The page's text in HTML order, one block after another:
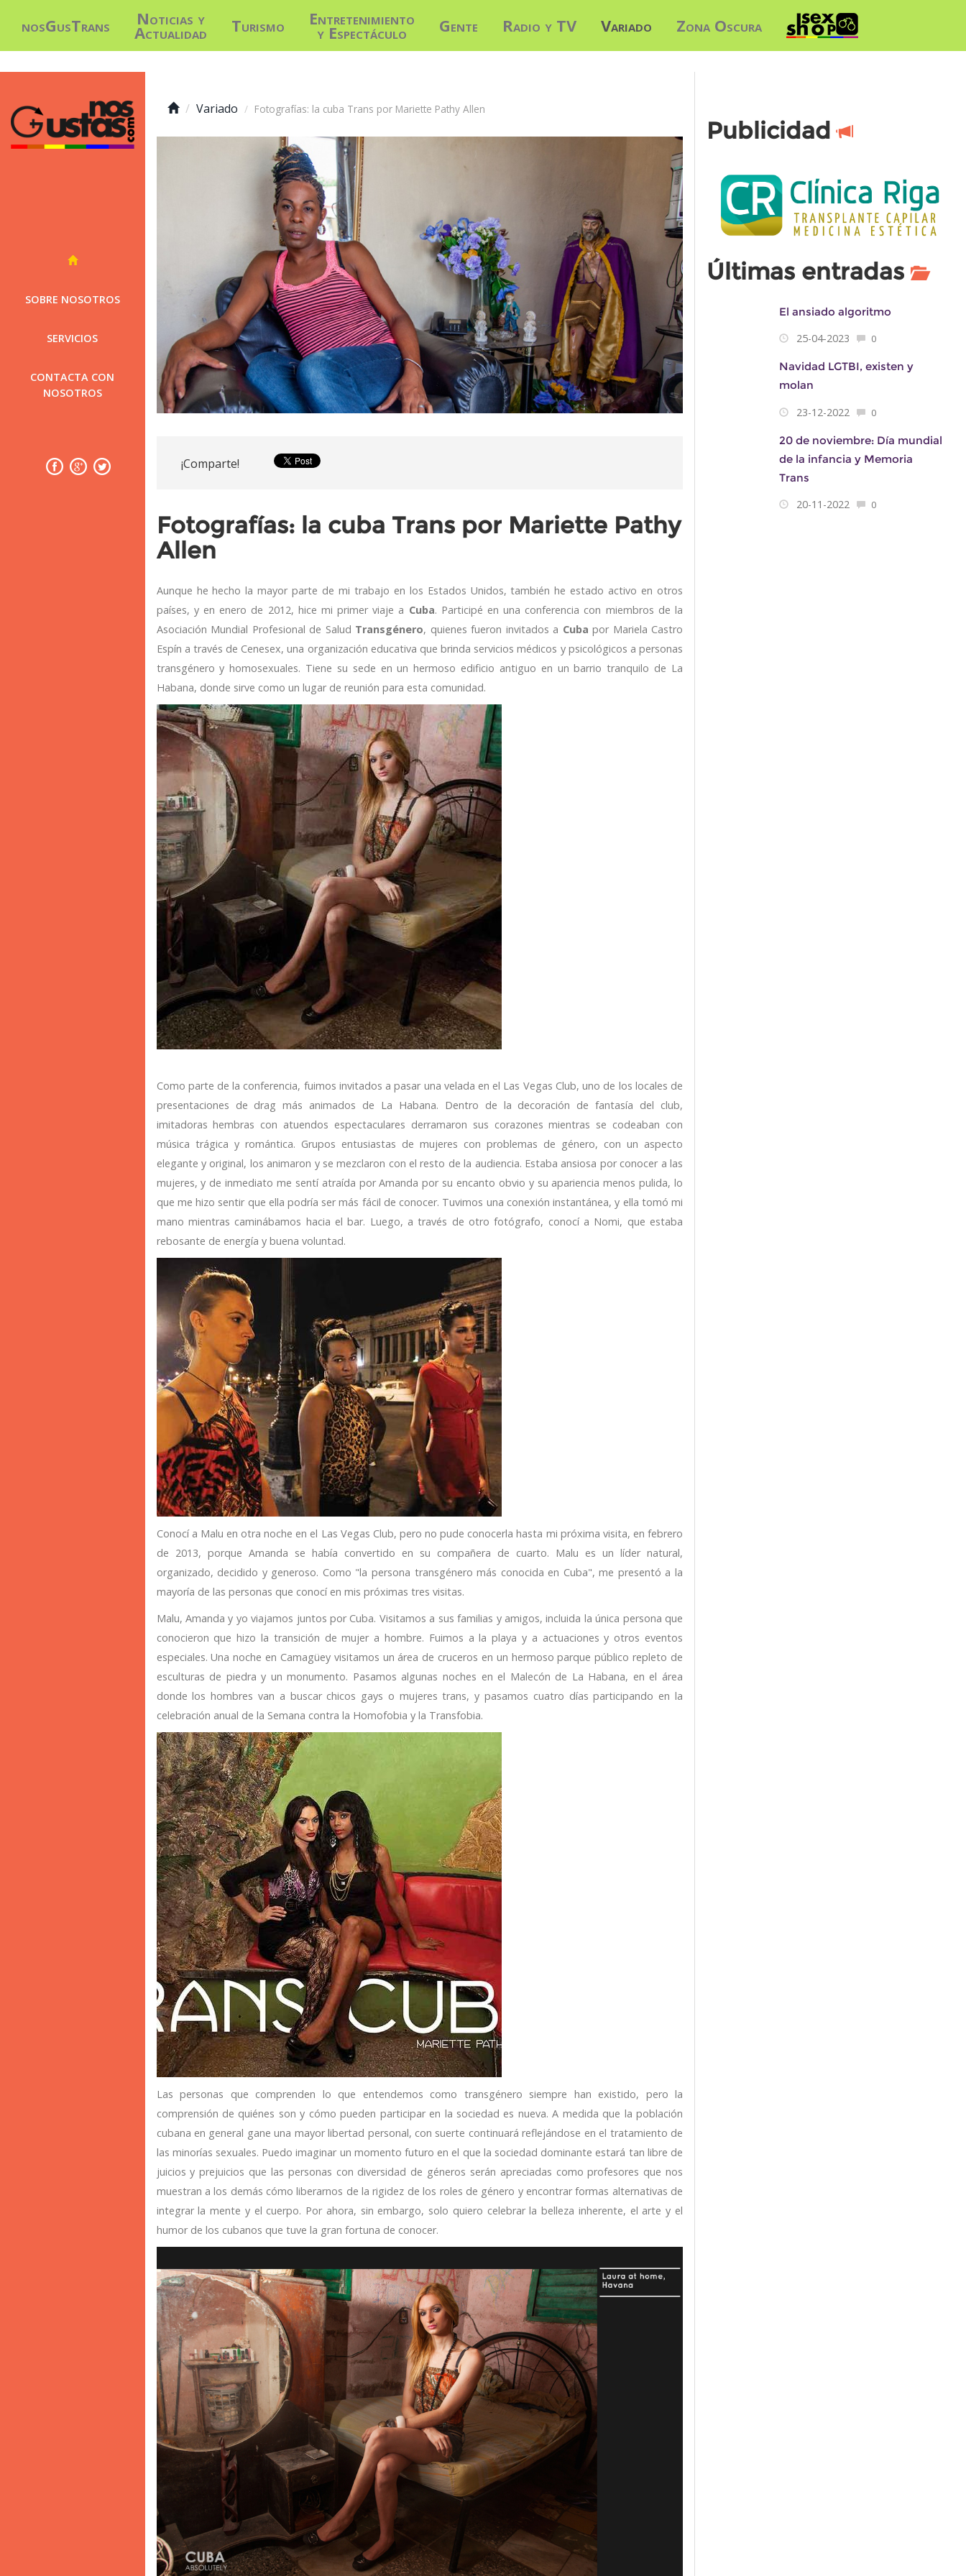
nosGusTrans Noticias y
Actualidad Turismo Entretenimiento
y Espectáculo Gente Radio y TV Variado Zona Oscura
SOBRE NOSOTROS
SERVICIOS
CONTACTA CON
NOSOTROS
Variado Fotografías: la cuba Trans por Mariette Pathy Allen
¡Comparte!
Fotografías: la cuba Trans por Mariette Pathy
Allen
Aunque he hecho la mayor parte de mi trabajo en los Estados Unidos, también he estado activo en otros
países, y en enero de 2012, hice mi primer viaje a Cuba. Participé en una conferencia con miembros de la
Asociación Mundial Profesional de Salud Transgénero, quienes fueron invitados a Cuba por Mariela Castro
Espín a través de Cenesex, una organización educativa que brinda servicios médicos y psicológicos a personas
transgénero y homosexuales. Tiene su sede en un hermoso edificio antiguo en un barrio tranquilo de La
Habana, donde sirve como un lugar de reunión para esta comunidad.
Como parte de la conferencia, fuimos invitados a pasar una velada en el Las Vegas Club, uno de los locales de
presentaciones de drag más animados de La Habana. Dentro de la decoración de fantasía del club,
imitadoras hembras con atuendos espectaculares derramaron sus corazones mientras se codeaban con
música trágica y romántica. Grupos entusiastas de mujeres con problemas de género, con un aspecto
elegante y original, los animaron y se mezclaron con el resto de la audiencia. Estaba ansiosa por conocer a las
mujeres, y de inmediato me sentí atraída por Amanda por su encanto obvio y su apariencia menos pulida, lo
que me hizo sentir que ella podría ser más fácil de conocer. Tuvimos una conexión instantánea, y ella tomó mi
mano mientras caminábamos hacia el bar. Luego, a través de otro fotógrafo, conocí a Nomi, que estaba
rebosante de energía y buena voluntad.
Conocí a Malu en otra noche en el Las Vegas Club, pero no pude conocerla hasta mi próxima visita, en febrero
de 2013, porque Amanda se había convertido en su compañera de cuarto. Malu es un líder natural,
organizado, decidido y generoso. Como "la persona transgénero más conocida en Cuba", me presentó a la
mayoría de las personas que conocí en mis próximas tres visitas.
Malu, Amanda y yo viajamos juntos por Cuba. Visitamos a sus familias y amigos, incluida la única persona que
conocieron que hizo la transición de mujer a hombre. Fuimos a la playa y a actuaciones y otros eventos
especiales. Una noche en Camagüey visitamos un área de cruceros en un hermoso parque público repleto de
esculturas de piedra y un monumento. Pasamos algunas noches en el Malecón de La Habana, en el área
donde los hombres van a buscar chicos gays o mujeres trans, y pasamos cuatro días participando en la
celebración anual de la Semana contra la Homofobia y la Transfobia.
Las personas que comprenden lo que entendemos como transgénero siempre han existido, pero la
comprensión de quiénes son y cómo pueden participar en la sociedad es nueva. A medida que la población
cubana en general gane una mayor libertad personal, con suerte continuará reflejándose en el tratamiento de
las minorías sexuales. Puedo imaginar un momento futuro en el que la sociedad dominante estará tan libre de
juicios y prejuicios que las personas con diversidad de géneros serán apreciadas como profesores que nos
muestran a los demás cómo liberarnos de la rigidez de los roles de género y encontrar formas alternativas de
integrar la mente y el cuerpo. Por ahora, sin embargo, solo quiero celebrar la belleza inherente, el arte y el
humor de los cubanos que tuve la gran fortuna de conocer.
Publicidad
Últimas entradas
El ansiado algoritmo
25-04-2023
0
Navidad LGTBI, existen y
molan
23-12-2022
0
20 de noviembre: Día mundial
de la infancia y Memoria
Trans
20-11-2022
0